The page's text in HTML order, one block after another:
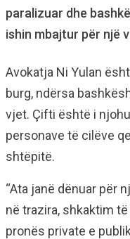
paralizuar dhe
ishin mbajtur për një
Avokatja Ni Yulan
burg, ndërsa
vjet. Çifti është i
personave të cilëve
shtëpitë.
“Ata janë dënuar për
në trazira, shkaktim
pronës private e